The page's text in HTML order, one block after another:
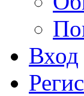
Вход